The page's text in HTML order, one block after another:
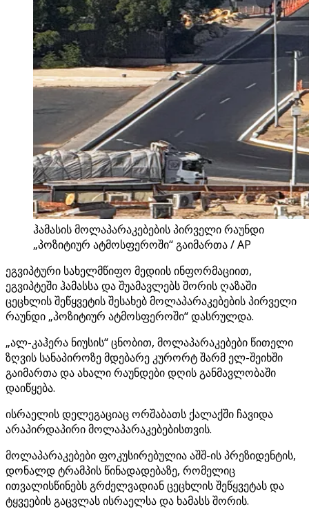
ჰამასის მოლაპარაკებების პირველი რაუნდი
„პოზიტიურ ატმოსფეროში“ გაიმართა / AP
ეგვიპტური სახელმწიფო მედიის ინფორმაციით,
ეგვიპტეში ჰამასსა და შუამავლებს შორის ღაზაში
ცეცხლის შეწყვეტის შესახებ მოლაპარაკებების პირველი
რაუნდი „პოზიტიურ ატმოსფეროში“ დასრულდა.
„ალ-კაჰერა ნიუსის“ ცნობით, მოლაპარაკებები წითელი
ზღვის სანაპიროზე მდებარე კურორტ შარმ ელ-შეიხში
გაიმართა და ახალი რაუნდები დღის განმავლობაში
დაიწყება.
ისრაელის დელეგაციაც ორშაბათს ქალაქში ჩავიდა
არაპირდაპირი მოლაპარაკებებისთვის.
მოლაპარაკებები ფოკუსირებულია აშშ-ის პრეზიდენტის,
დონალდ ტრამპის წინადადებაზე, რომელიც
ითვალისწინებს გრძელვადიან ცეცხლის შეწყვეტას და
ტყვეების გაცვლას ისრაელსა და ხამასს შორის.